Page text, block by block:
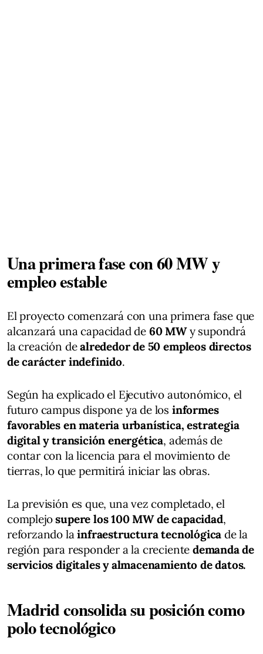
Una primera fase con 60 MW y
empleo estable
El proyecto comenzará con una primera fase que
alcanzará una capacidad de 60 MWy supondrá
la creación dealrededor de 50 empleos directos
de carácter indefinido.
Según ha explicado el Ejecutivo autonómico, el
futuro campus dispone ya de los informes
favorables en materia urbanística, estrategia
digital y transición energética, además de
contar con la licencia para el movimiento de
tierras, lo que permitirá iniciar las obras.
La previsión es que, una vez completado, el
complejosupere los 100 MW de capacidad,
reforzando lainfraestructura tecnológica de la
región para responder a la creciente demanda de
servicios digitales y almacenamiento de datos.
Madrid consolida su posición como
polo tecnológico